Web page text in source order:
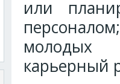
или
молодых
карьерный